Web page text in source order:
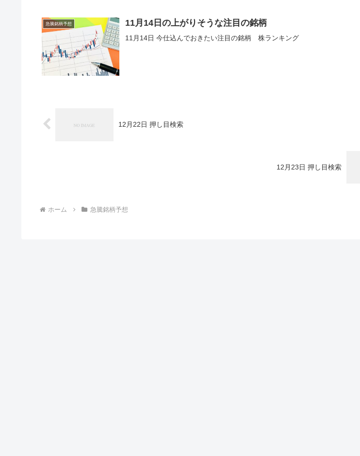
急騰銘柄予想 11月14日の上がりそうな注目の銘柄
11月14日 今仕込んでおきたい注目の銘柄 株ランキング
12月22日 押し目検索
12月23日 押し目検索
ホーム 急騰銘柄予想